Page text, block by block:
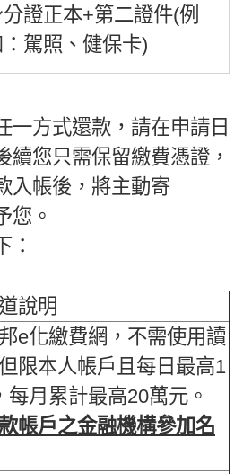
證正本+第二證件(例
駕照、健保卡)
一方式還款，請在申請日
續您只需保留繳費憑證，
入帳後，將主動寄
您。
：
說明
e化繳費網，不需使用讀
限本人帳戶且每日最高1
每月累計最高20萬元。
帳戶之金融機構參加名